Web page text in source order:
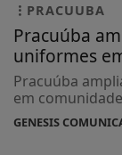
PRACUUBA
Pracuúba
uniformes
Pracuúba
em
GENESIS